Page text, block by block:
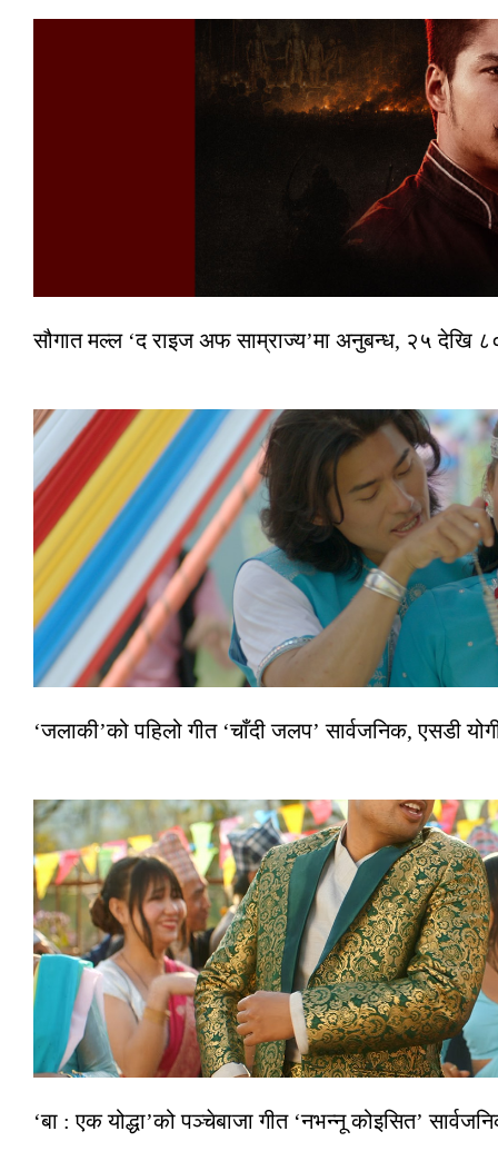
सौगात मल्ल ‘द राइज अफ साम्राज्य’मा अनुबन्ध, २५ देखि
‘जलाकी’को पहिलो गीत ‘चाँदी जलप’ सार्वजनिक, एसडी
‘बा : एक योद्धा’को पञ्चेबाजा गीत ‘नभन्नू कोइसित’